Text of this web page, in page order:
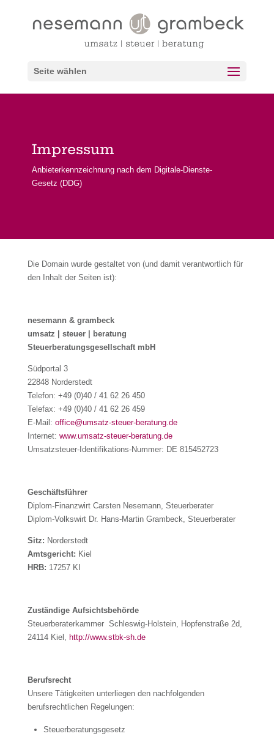
Seite wählen
Impressum
Anbieterkennzeichnung nach dem Digitale-Dienste-
Gesetz (DDG)
Die Domain wurde gestaltet von (und damit verantwortlich für
den Inhalt der Seiten ist):
nesemann & grambeck
umsatz | steuer | beratung
Steuerberatungsgesellschaft mbH
Südportal 3
22848 Norderstedt
Telefon: +49 (0)40 / 41 62 26 450
Telefax: +49 (0)40 / 41 62 26 459
E-Mail: office@umsatz-steuer-beratung.de
Internet: www.umsatz-steuer-beratung.de
Umsatzsteuer-Identifikations-Nummer: DE 815452723
Geschäftsführer
Diplom-Finanzwirt Carsten Nesemann, Steuerberater
Diplom-Volkswirt Dr. Hans-Martin Grambeck, Steuerberater
Sitz: Norderstedt
Amtsgericht: Kiel
HRB: 17257 KI
Zuständige Aufsichtsbehörde
Steuerberaterkammer Schleswig-Holstein, Hopfenstraße 2d,
24114 Kiel, http://www.stbk-sh.de
Berufsrecht
Unsere Tätigkeiten unterliegen den nachfolgenden
berufsrechtlichen Regelungen:
Steuerberatungsgesetz